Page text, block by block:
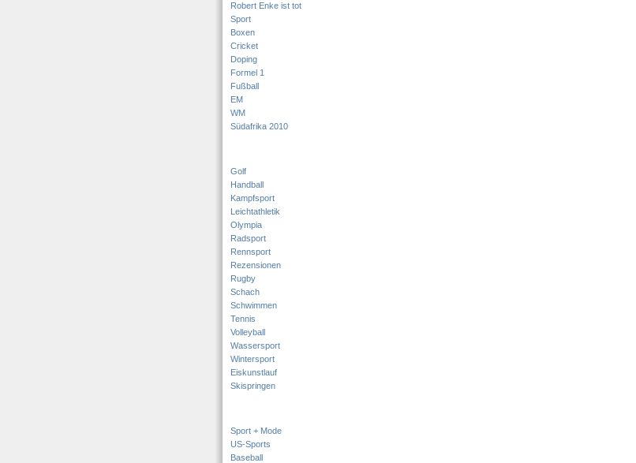
Robert Enke ist tot
Sport
Boxen
Cricket
Doping
Formel 1
Fußball
EM
WM
Südafrika 2010
Golf
Handball
Kampfsport
Leichtathletik
Olympia
Radsport
Rennsport
Rezensionen
Rugby
Schach
Schwimmen
Tennis
Volleyball
Wassersport
Wintersport
Eiskunstlauf
Skispringen
Sport + Mode
US-Sports
Baseball